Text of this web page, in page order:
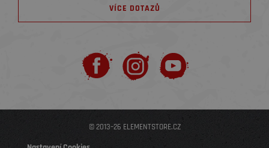
VÍCE DOTAZŮ
© 2013–26 ELEMENTSTORE.CZ